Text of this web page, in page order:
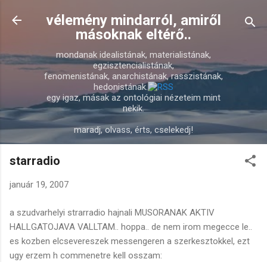
Ugrás a fő tartalomra
vélemény mindarról, amiről
másoknak eltérő..
mondanak idealistának, materialistának,
egzisztencialistának,
fenomenistának, anarchistának, rasszistának,
hedonistának.
egy igaz, másak az ontológiai nézeteim mint
nekik.
maradj, olvass, érts, cselekedj!
starradio
január 19, 2007
a szudvarhelyi strarradio hajnali MUSORANAK AKTIV
HALLGATOJAVA VALLTAM.. hoppa.. de nem irom megecce le..
es kozben elcsevereszek messengeren a szerkesztokkel, ezt
ugy erzem h commenetre kell osszam: